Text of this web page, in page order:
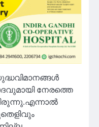
നേരത്തെ